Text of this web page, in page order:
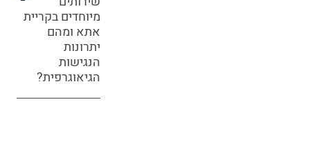
מיוחדים בקריית
אתא ומהם
יתרונות
הנגישות
הגיאוגרפית?